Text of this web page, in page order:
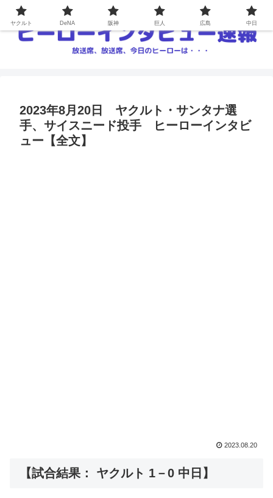
2023年8月20日 ヤクルト・サンタナ選
手、サイスニード投手 ヒーローインタビ
ュー【全文】
2023.08.20
【試合結果： ヤクルト 1－0 中日】
ヤクルト DeNA 阪神 巨人 広島 中日